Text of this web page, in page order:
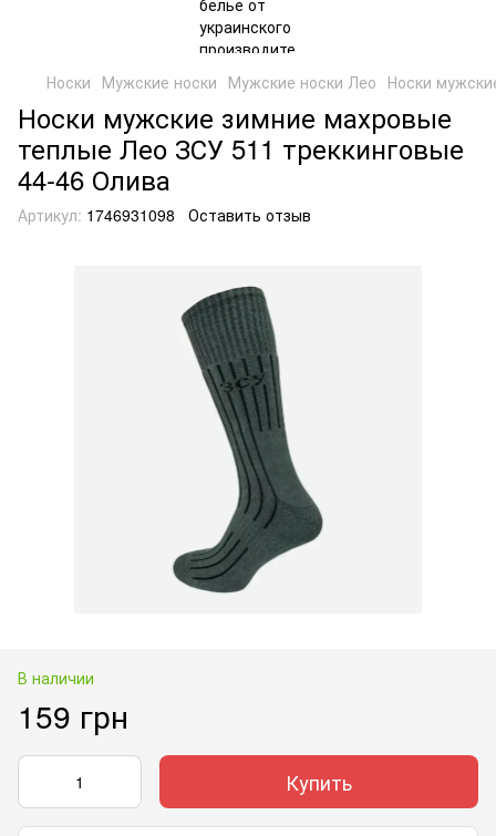
Носки Мужские носки Мужские носки Лео Носки
Носки мужские зимние махровые
теплые Лео ЗСУ 511 треккинговые
44-46 Олива
Артикул: 1746931098 Оставить отзыв
В наличии
159 грн
Купить